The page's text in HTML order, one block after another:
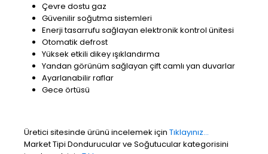
Çevre dostu gaz
Güvenilir soğutma sistemleri
Enerji tasarrufu sağlayan elektronik kontrol ünitesi
Otomatik defrost
Yüksek etkili dikey ışıklandırma
Yandan görünüm sağlayan çift camlı yan duvarlar
Ayarlanabilir raflar
Gece örtüsü
Üretici sitesinde ürünü incelemek için Tıklayınız…
Market Tipi Dondurucular ve Soğutucular kategorisini